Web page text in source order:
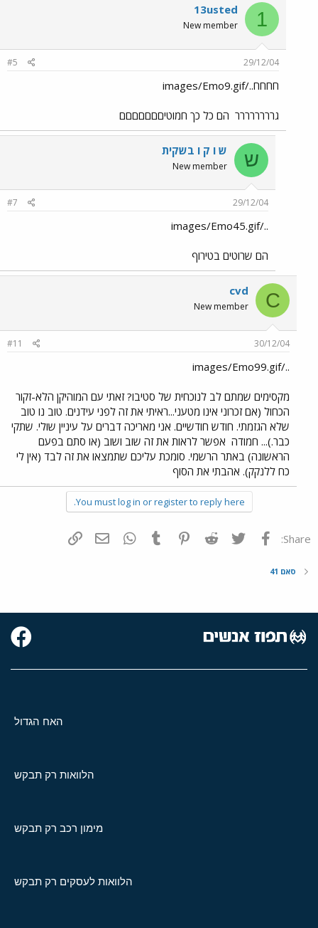
1
13usted
New member
29/12/04
#5
חחחח../images/Emo9.gif
גרררררררר הם כל כך חמוטיםםםםםםם
ש ש ו ק ו בשקית
New member
29/12/04
#7
../images/Emo45.gif
הם שרוטים בטירוף
C
cvd
New member
30/12/04
#11
../images/Emo99.gif
מקסימים שמתם לב לנוכחית של סטיבו? זאתי עם המוהיקן הלא-זקור
הכחול (אם זכרוני אינו מטעני...ראיתי את זה לפני עידנים. טוב נו טוב
שלא הגזמתי. חודש חודשיים. אני מאריכה דברים על עיניין שולי. שתקי
כבר.)... חמודה אפשר לראות את זה שוב ושוב (או סתם בפעם
הראשונה) באתר הרשמי. סומכת עליכם שתמצאו את זה לבד (אין לי
כח ללנקק). אהבתי את הסוף
You must log in or register to reply here.
Share: פייסבוק Twitter
Reddit
Pinterest
Tumblr
WhatsAppדואר אלקטרוני
סאם 41
האח הגדול
הלוואות רק תבקש
מימון רכב רק תבקש
הלוואות לעסקים רק תבקש